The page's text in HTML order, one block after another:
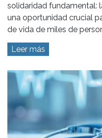
solidaridad fundamental:
una oportunidad crucial
de vida de miles de
Leer más